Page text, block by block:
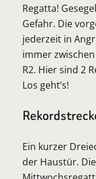
Regatta!
Gefahr. Die
jederzeit in
immer
R2. Hier sind 2
Los geht’s!
Ein kurzer
der Haustür.